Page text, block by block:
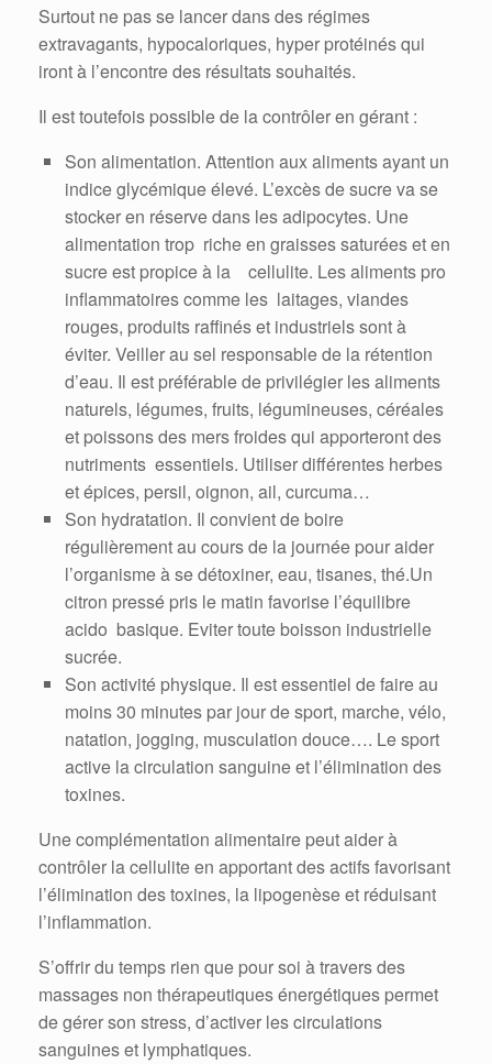
Surtout ne pas se lancer dans des régimes
extravagants, hypocaloriques, hyper protéinés qui
iront à l’encontre des résultats souhaités.
Il est toutefois possible de la contrôler en gérant :
Son alimentation. Attention aux aliments ayant un
indice glycémique élevé. L’excès de sucre va se
stocker en réserve dans les adipocytes. Une
alimentation trop riche en graisses saturées et en
sucre est propice à la cellulite. Les aliments pro
inflammatoires comme les laitages, viandes
rouges, produits raffinés et industriels sont à
éviter. Veiller au sel responsable de la rétention
d’eau. Il est préférable de privilégier les aliments
naturels, légumes, fruits, légumineuses, céréales
et poissons des mers froides qui apporteront des
nutriments essentiels. Utiliser différentes herbes
et épices, persil, oignon, ail, curcuma…
Son hydratation. Il convient de boire
régulièrement au cours de la journée pour aider
l’organisme à se détoxiner, eau, tisanes, thé.Un
citron pressé pris le matin favorise l’équilibre
acido basique. Eviter toute boisson industrielle
sucrée.
Son activité physique. Il est essentiel de faire au
moins 30 minutes par jour de sport, marche, vélo,
natation, jogging, musculation douce…. Le sport
active la circulation sanguine et l’élimination des
toxines.
Une complémentation alimentaire peut aider à
contrôler la cellulite en apportant des actifs favorisant
l’élimination des toxines, la lipogenèse et réduisant
l’inflammation.
S’offrir du temps rien que pour soi à travers des
massages non thérapeutiques énergétiques permet
de gérer son stress, d’activer les circulations
sanguines et lymphatiques.